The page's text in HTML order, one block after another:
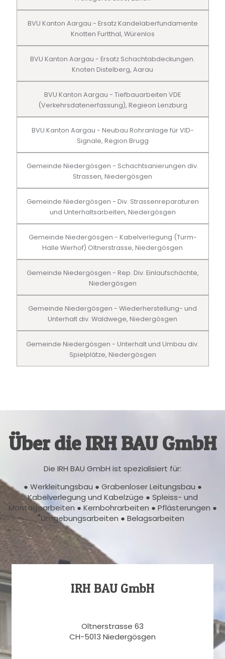
BVU Kanton Aargau - Ersatz Kandelaberfundamente
Knotten Furtthal, Würenlos
BVU Kanton Aargau - Ersatz Schachtabdeckungen.
Knoten Distelberg, Aarau
BVU Kanton Aargau - Tiefbauarbeiten VDE
(Verkehrsdatenerfassung), Regieon Lenzburg
BVU Kanton Aargau - Neubau Rohranlage für VID-
Signale, Region Brugg
Gemeinde Niedergösgen - Schachtsanierungen div.
Strassen, Niedergösgen
Gemeinde Niedergösgen - Div. Strassenreparaturen
und Unterhaltsarbeiten, Niedergösgen
Gemeinde Niedergösgen - Kabelverlegung (Turm-
Halle Werhof) Oltnerstrasse, Niedergösgen
Gemeinde Niedergösgen - Rep. Div. Einlaufschächte,
Niedergösgen
Gemeinde Niedergösgen - Wiederherstellung- und
Unterhalt div. Waldwege, Niedergösgen
Gemeinde Niedergösgen - Unterhalt und Umbau div.
Spielplätze, Niedergösgen
Über die IRH BAU GmbH
Die IRH BAU GmbH ist spezialisiert für:
● Werkleitungsbau ● Grabenloser Leitungsbau ●
Kabelverlegung und Kabelzüge ● Spleiss- und
Montagearbeiten ● Kernbohrarbeiten ● Pflästerungen ●
Umgebungsarbeiten ● Belagsarbeiten
IRH BAU GmbH
Oltnerstrasse 63
CH-5013 Niedergösgen